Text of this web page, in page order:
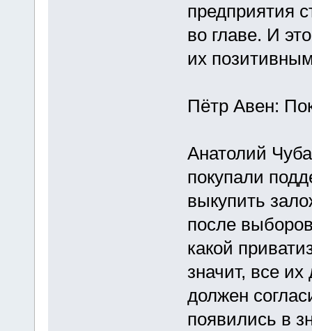
предприятия
во главе. И
их
Пётр Авен:
Анатолий
покупали
выкупить
после
какой
значит, все
должен
появились в